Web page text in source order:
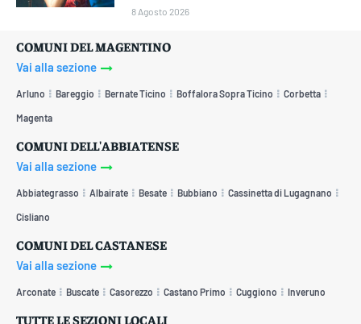
8 Agosto 2026
COMUNI DEL MAGENTINO
Vai alla sezione
Arluno Bareggio Bernate Ticino Boffalora Sopra Ticino Corbetta
Magenta
COMUNI DELL'ABBIATENSE
Vai alla sezione
Abbiategrasso Albairate Besate Bubbiano Cassinetta di Lugagnano
Cisliano
COMUNI DEL CASTANESE
Vai alla sezione
Arconate Buscate Casorezzo Castano Primo Cuggiono Inveruno
TUTTE LE SEZIONI LOCALI